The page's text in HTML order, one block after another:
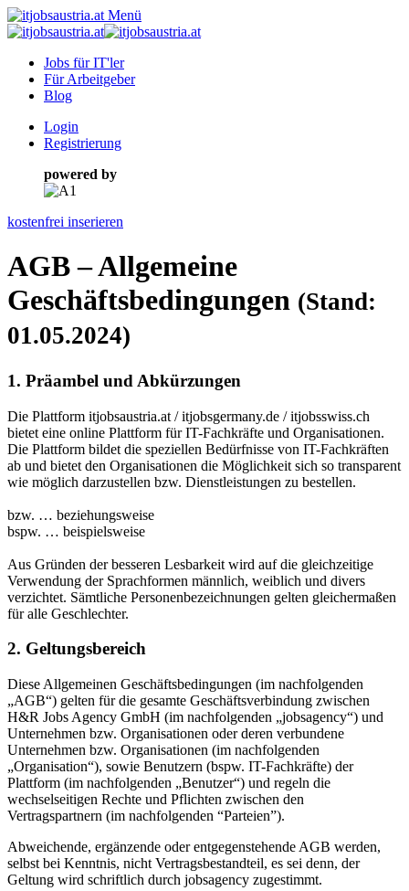
Menü
Jobs für IT'ler
Für Arbeitgeber
Blog
Login
Registrierung
powered by
kostenfrei inserieren
AGB – Allgemeine
Geschäftsbedingungen (Stand:
01.05.2024)
1. Präambel und Abkürzungen
Die Plattform itjobsaustria.at / itjobsgermany.de / itjobsswiss.ch
bietet eine online Plattform für IT-Fachkräfte und Organisationen.
Die Plattform bildet die speziellen Bedürfnisse von IT-Fachkräften
ab und bietet den Organisationen die Möglichkeit sich so transparent
wie möglich darzustellen bzw. Dienstleistungen zu bestellen.
bzw. … beziehungsweise
bspw. … beispielsweise
Aus Gründen der besseren Lesbarkeit wird auf die gleichzeitige
Verwendung der Sprachformen männlich, weiblich und divers
verzichtet. Sämtliche Personenbezeichnungen gelten gleichermaßen
für alle Geschlechter.
2. Geltungsbereich
Diese Allgemeinen Geschäftsbedingungen (im nachfolgenden
„AGB“) gelten für die gesamte Geschäftsverbindung zwischen
H&R Jobs Agency GmbH (im nachfolgenden „jobsagency“) und
Unternehmen bzw. Organisationen oder deren verbundene
Unternehmen bzw. Organisationen (im nachfolgenden
„Organisation“), sowie Benutzern (bspw. IT-Fachkräfte) der
Plattform (im nachfolgenden „Benutzer“) und regeln die
wechselseitigen Rechte und Pflichten zwischen den
Vertragspartnern (im nachfolgenden “Parteien”).
Abweichende, ergänzende oder entgegenstehende AGB werden,
selbst bei Kenntnis, nicht Vertragsbestandteil, es sei denn, der
Geltung wird schriftlich durch jobsagency zugestimmt.